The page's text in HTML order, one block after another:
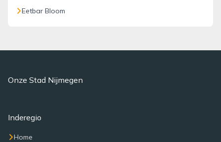
Eetbar Bloom
Onze Stad Nijmegen
Inderegio
Home